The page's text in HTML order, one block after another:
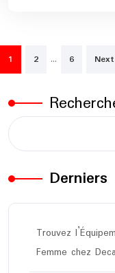
Pagination
des
publications
1 2 … 6
Trouvez
Femme chez